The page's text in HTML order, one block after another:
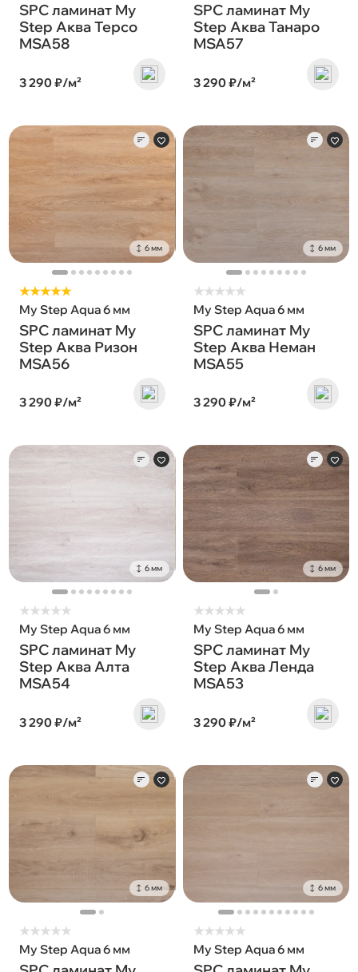
SPC ламинат My
Step Аква Терсо
MSA58
3 290 ₽/м²
SPC ламинат My
Step Аква Танаро
MSA57
3 290 ₽/м²
6 мм
★★★★★
My Step Aqua 6 мм
SPC ламинат My
Step Аква Ризон
MSA56
3 290 ₽/м²
6 мм
★★★★★
My Step Aqua 6 мм
SPC ламинат My
Step Аква Неман
MSA55
3 290 ₽/м²
6 мм
★★★★★
My Step Aqua 6 мм
SPC ламинат My
Step Аква Алта
MSA54
3 290 ₽/м²
6 мм
★★★★★
My Step Aqua 6 мм
SPC ламинат My
Step Аква Ленда
MSA53
3 290 ₽/м²
6 мм
★★★★★
My Step Aqua 6 мм
6 мм
★★★★★
My Step Aqua 6 мм